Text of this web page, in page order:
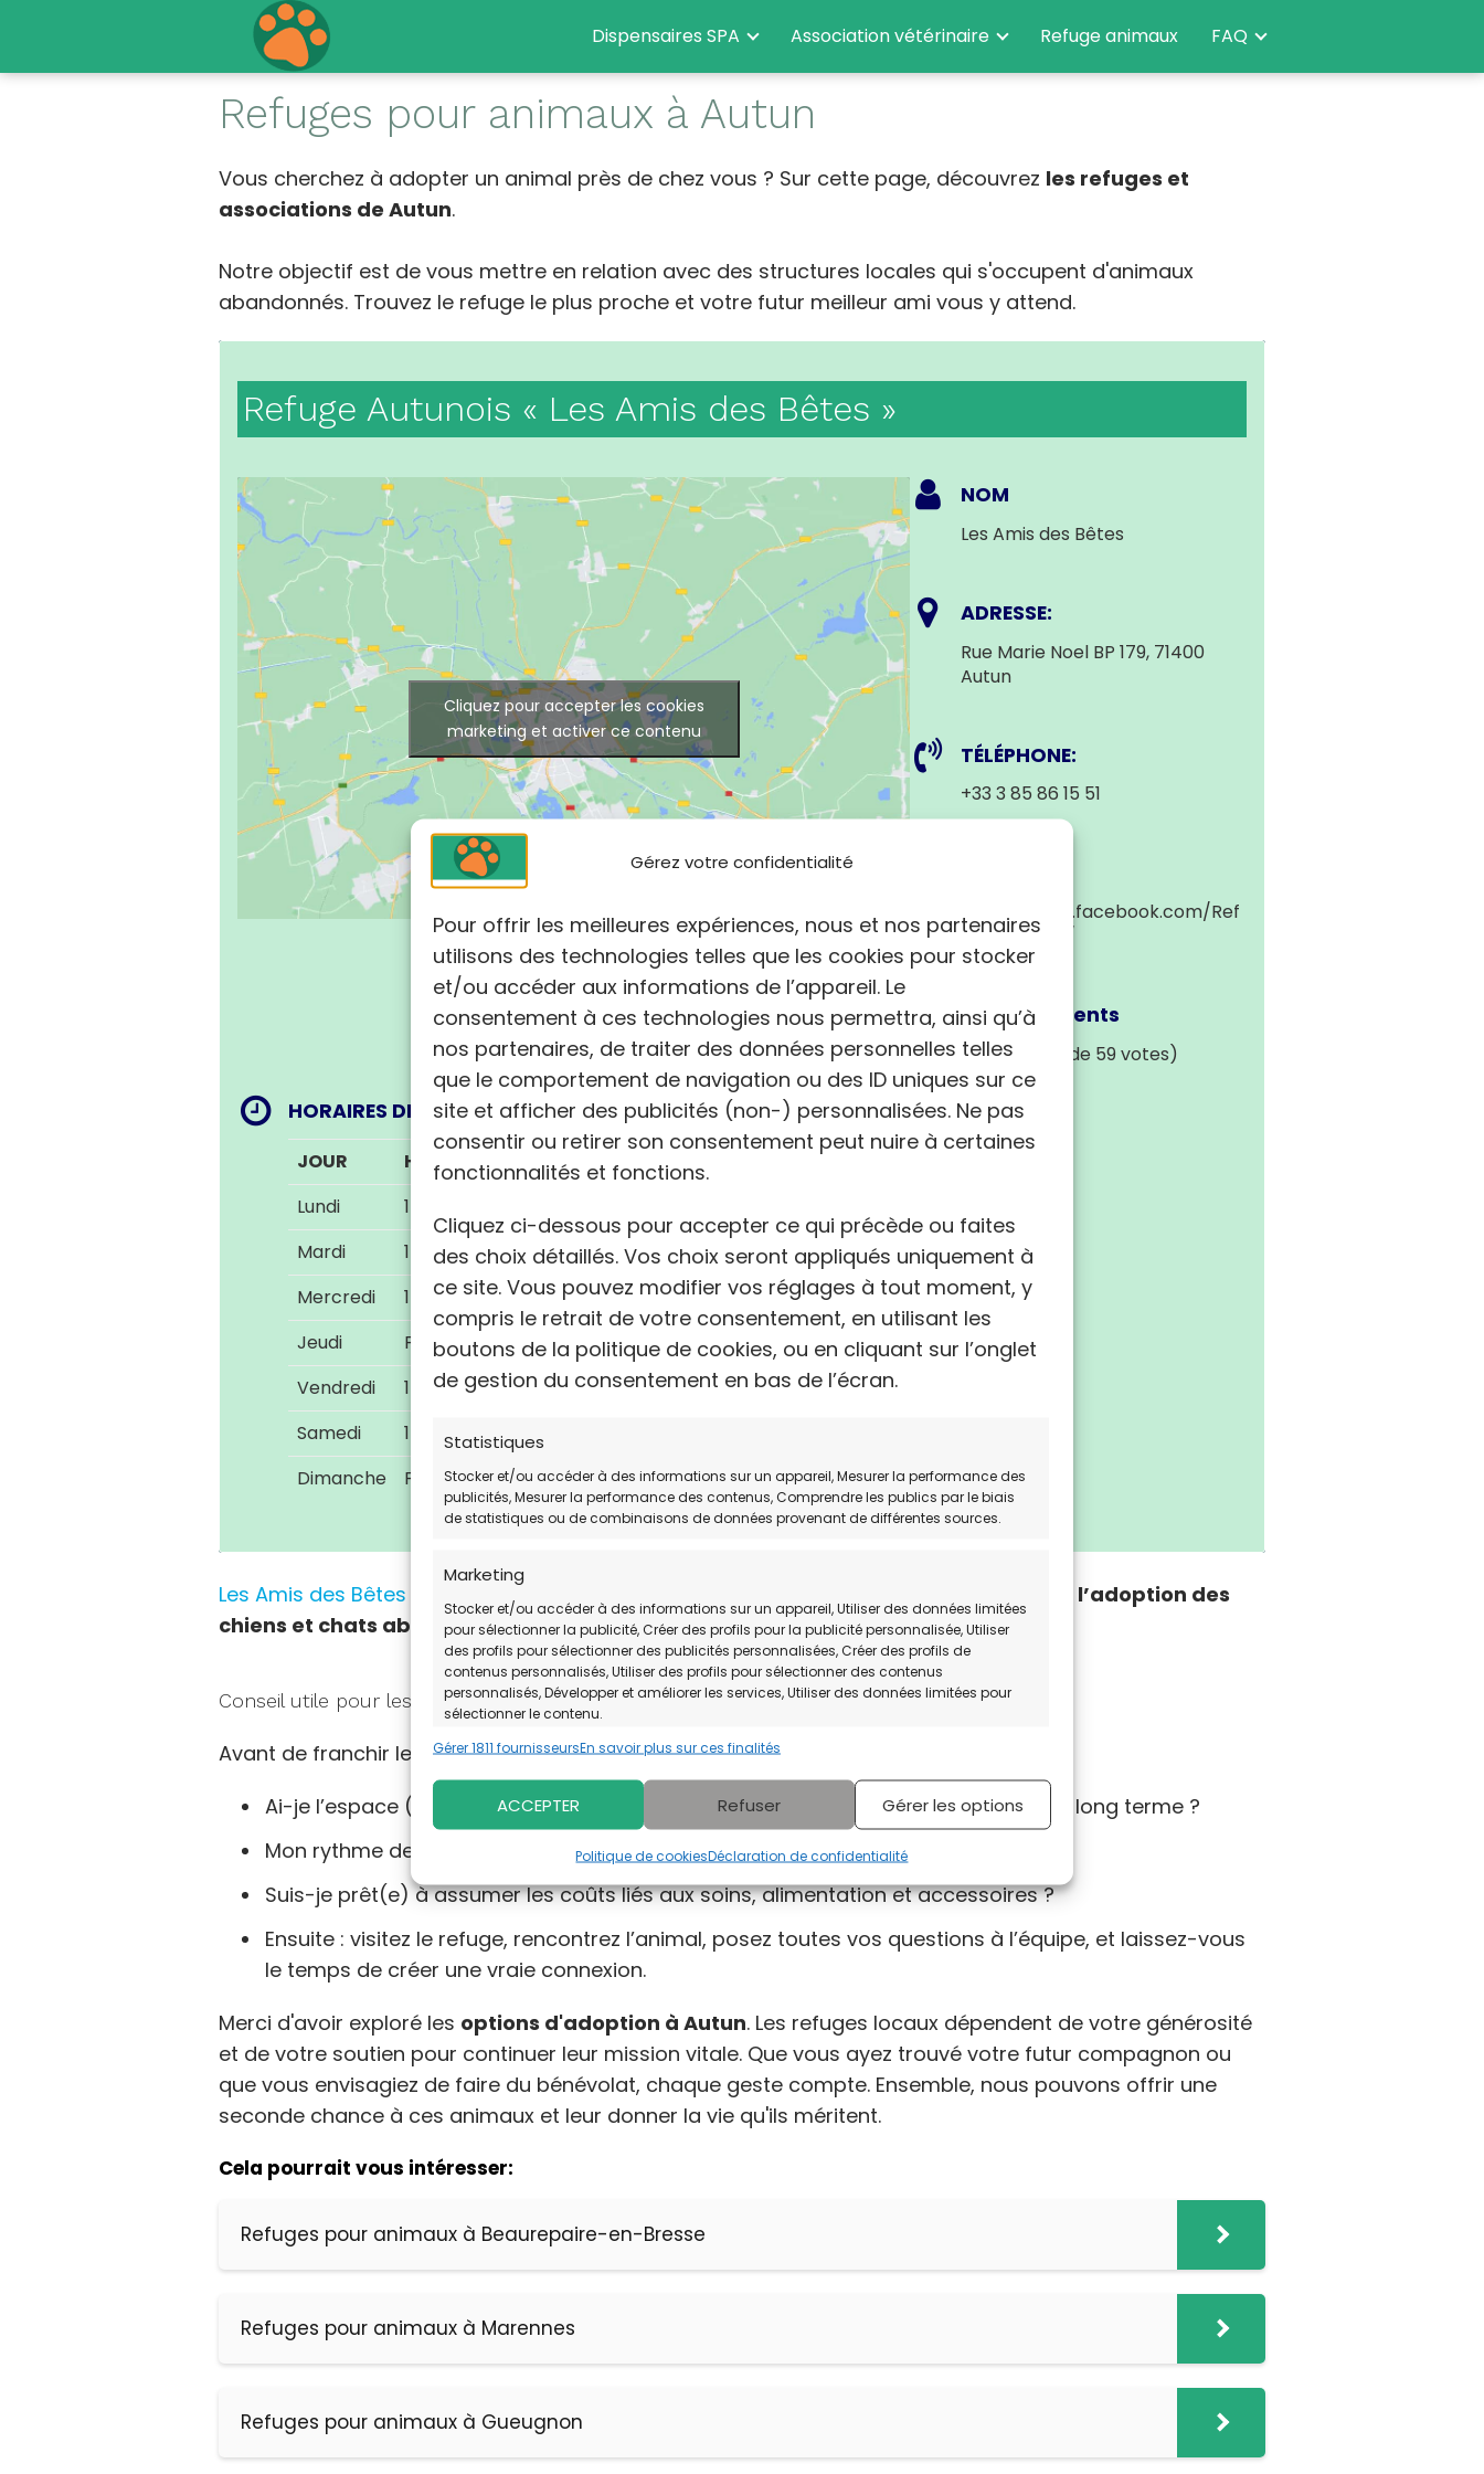
Gérez votre confidentialité
Pour offrir les meilleures expériences, nous et nos partenaires
utilisons des technologies telles que les cookies pour stocker
et/ou accéder aux informations de l’appareil. Le
consentement à ces technologies nous permettra, ainsi qu’à
nos partenaires, de traiter des données personnelles telles
que le comportement de navigation ou des ID uniques sur ce
site et afficher des publicités (non-) personnalisées. Ne pas
consentir ou retirer son consentement peut nuire à certaines
fonctionnalités et fonctions.
Cliquez ci-dessous pour accepter ce qui précède ou faites
des choix détaillés. Vos choix seront appliqués uniquement à
ce site. Vous pouvez modifier vos réglages à tout moment, y
compris le retrait de votre consentement, en utilisant les
boutons de la politique de cookies, ou en cliquant sur l’onglet
de gestion du consentement en bas de l’écran.
Statistiques
Stocker et/ou accéder à des informations sur un appareil, Mesurer la performance des
publicités, Mesurer la performance des contenus, Comprendre les publics par le biais
de statistiques ou de combinaisons de données provenant de différentes sources.
Marketing
Stocker et/ou accéder à des informations sur un appareil, Utiliser des données limitées
pour sélectionner la publicité, Créer des profils pour la publicité personnalisée, Utiliser
des profils pour sélectionner des publicités personnalisées, Créer des profils de
contenus personnalisés, Utiliser des profils pour sélectionner des contenus
personnalisés, Développer et améliorer les services, Utiliser des données limitées pour
sélectionner le contenu.
Mettre en correspondance et combiner des données à partir d’autres
sources de données, Relier différents appareils, Identifier les appareils
en fonction des informations transmises automatiquement.
Utiliser des données de géolocalisation précises, Identifier les
appareils à partir des informations demandées explicitement.
réparer les erreurs, Fournir et présenter des publicités et
du contenu, Enregistrer et communiquer les choix en
matière de confidentialité.
Toujours activé
Gérer 1811 fournisseursEn savoir plus sur ces finalités
ACCEPTER Refuser Gérer les options
Politique de cookiesDéclaration de confidentialité
Dispensaires SPA Association vétérinaire Refuge animaux FAQ
Refuges pour animaux à Autun
Vous cherchez à adopter un animal près de chez vous ? Sur cette page, découvrez les refuges et
associations de Autun.
Notre objectif est de vous mettre en relation avec des structures locales qui s'occupent d'animaux
abandonnés. Trouvez le refuge le plus proche et votre futur meilleur ami vous y attend.
Refuge Autunois « Les Amis des Bêtes »
Cliquez pour accepter les cookies
marketing et activer ce contenu
NOM
Les Amis des Bêtes
ADRESSE:
Rue Marie Noel BP 179, 71400
Autun
TÉLÉPHONE:
+33 3 85 86 15 51
https://www.facebook.com/Ref
ugeAutunois/
Avis des clients
4.4 / 5 (plus de 59 votes)
HORAIRES DE PERMANENCE:
JOUR
HORAIRES:
Lundi
14h00-17h00
Mardi
14h00-17h00
Mercredi
14h00-17h00
Jeudi
Fermé
Vendredi
14h00-17h00
Samedi
14h00-17h00
Dimanche
Fermé
Les Amis des Bêtes est un établissement associatif
l’accueil et l’adoption des
chiens et chats abandonnés.
Conseil utile pour les futurs adoptants
Avant de franchir le pas de l’adoption, posez-vous ces questions :
Ai-je l’espace (intérieur/extérieur) et le temps nécessaires pour un compagnon à long terme ?
Mon rythme de vie est-il compatible avec un chien ou un chat ?
Suis-je prêt(e) à assumer les coûts liés aux soins, alimentation et accessoires ?
Ensuite : visitez le refuge, rencontrez l’animal, posez toutes vos questions à l’équipe, et laissez-vous
le temps de créer une vraie connexion.
Merci d'avoir exploré les options d'adoption à Autun. Les refuges locaux dépendent de votre générosité
et de votre soutien pour continuer leur mission vitale. Que vous ayez trouvé votre futur compagnon ou
que vous envisagiez de faire du bénévolat, chaque geste compte. Ensemble, nous pouvons offrir une
seconde chance à ces animaux et leur donner la vie qu'ils méritent.
Cela pourrait vous intéresser:
Refuges pour animaux à Beaurepaire-en-Bresse
Refuges pour animaux à Marennes
Refuges pour animaux à Gueugnon